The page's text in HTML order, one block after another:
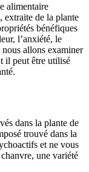
alimentaire
extraite de la plante
bénéfiques
l’anxiété, le
allons examiner
il peut être utilisé
dans la plante de
trouvé dans la
et ne vous
une variété